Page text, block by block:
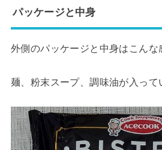
パッケージと中身
外側のパッケージと中身はこんな
麺、粉末スープ、調味油が入って